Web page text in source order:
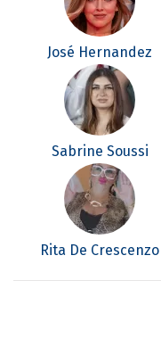
José Hernandez
Sabrine Soussi
Rita De Crescenzo